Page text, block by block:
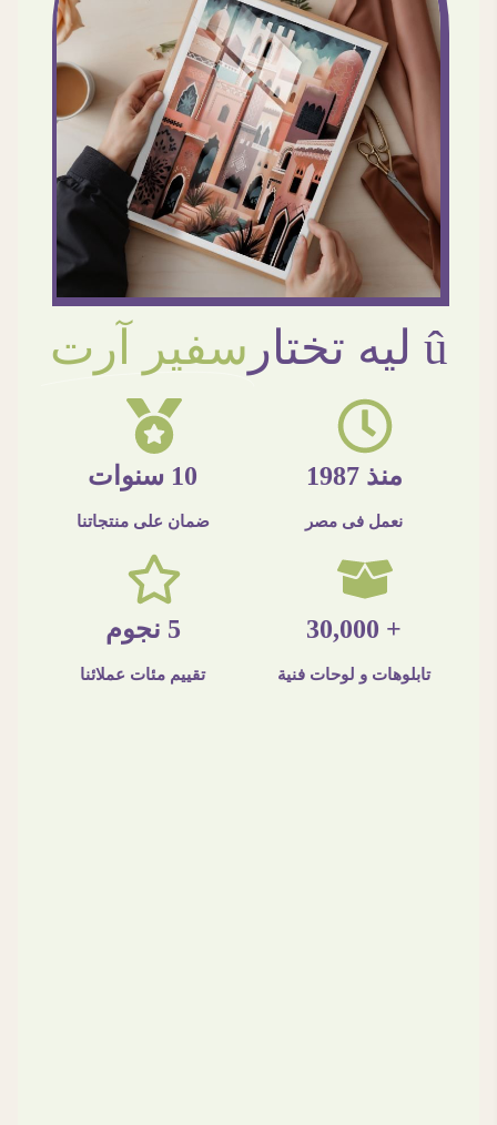
û ليه تختار سفير آرت
منذ 1987
نعمل فى مصر
10 سنوات
ضمان على منتجاتنا
+ 30,000
تابلوهات و لوحات فنية
5 نجوم
تقييم مئات عملائنا